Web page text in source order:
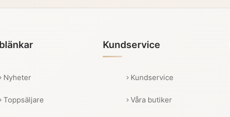
Nyheter
Toppsäljare
Kundservice
Kundservice
Våra butiker